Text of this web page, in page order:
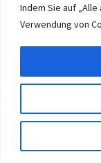
Indem Sie auf
Verwendung von
Buscar
Buscar